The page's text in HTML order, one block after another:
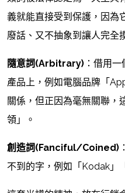
義就能直接受到保護，因為
廢話、又不抽象到讓人完全
隨意詞(Arbitrary) ：借用
產品上，例如電腦品牌「
關係，但正因為毫無關聯，
領」。
創造詞(Fanciful/Coined)
不到的字，例如「Kodak」